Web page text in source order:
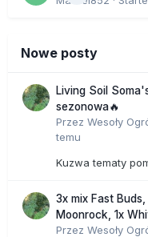
Nowe posty
Living Soil
sezonowa🔥
Przez Wesoły
temu
Kuzwa tematy
3x mix Fast
Moonrock, 1x
Przez Wesoły